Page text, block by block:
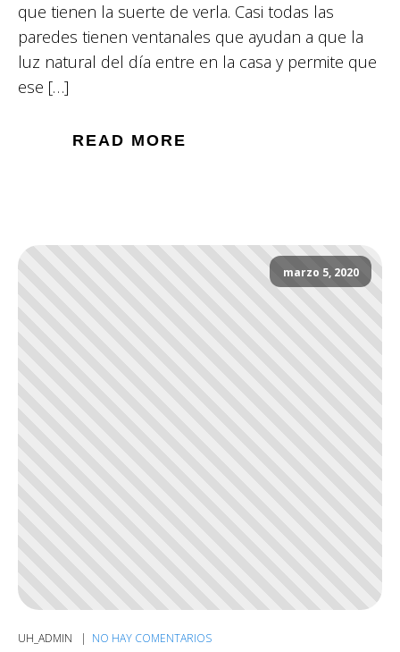
que tienen la suerte de verla. Casi todas las
paredes tienen ventanales que ayudan a que la
luz natural del día entre en la casa y permite que
ese […]
READ MORE
marzo 5, 2020
UH_ADMIN NO HAY COMENTARIOS